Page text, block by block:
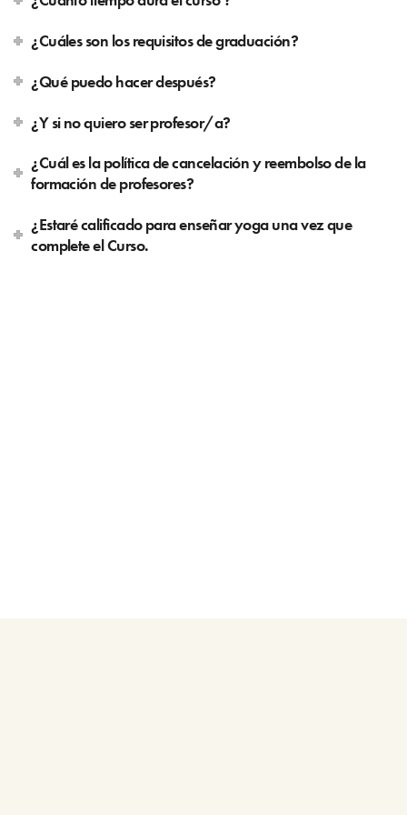
¿Cuáles son los requisitos de graduación?
¿Qué puedo hacer después?
¿Y si no quiero ser profesor/a?
¿Cuál es la política de cancelación y reembolso de la
formación de profesores?
¿Estaré calificado para enseñar yoga una vez que
complete el Curso.